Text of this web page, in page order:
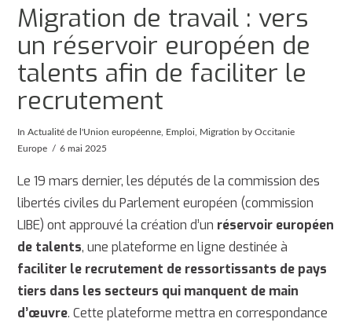
Migration de travail : vers
un réservoir européen de
talents afin de faciliter le
recrutement
InActualité de l'Union européenne Emploi Migration by Occitanie
Europe
6 mai 2025
Le 19 mars dernier, les députés de la commission des
libertés civiles du Parlement européen (commission
LIBE) ont approuvé la création d’un réservoir européen
de talents, une plateforme en ligne destinée à
faciliter le recrutement de ressortissants de pays
tiers dans les secteurs qui manquent de main
d’œuvre. Cette plateforme mettra en correspondance